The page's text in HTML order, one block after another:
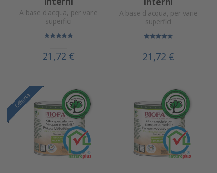
A base d'acqua, per varie
superfici
21,72 €
A base d'acqua, per varie
superfici
21,72 €
Offerta
Offerta
Offerta